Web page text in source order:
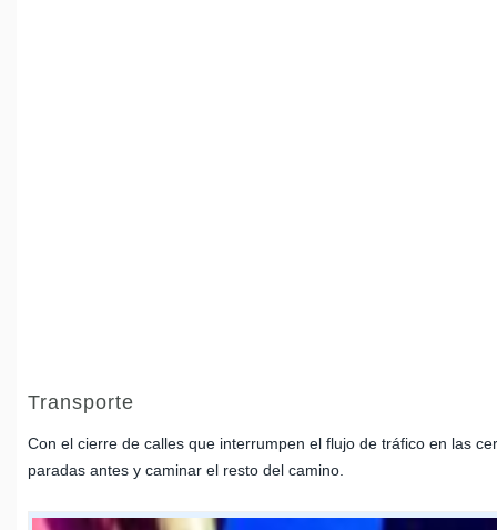
Transporte
Con el cierre de calles que interrumpen el flujo de tráfico en las
paradas antes y caminar el resto del camino.